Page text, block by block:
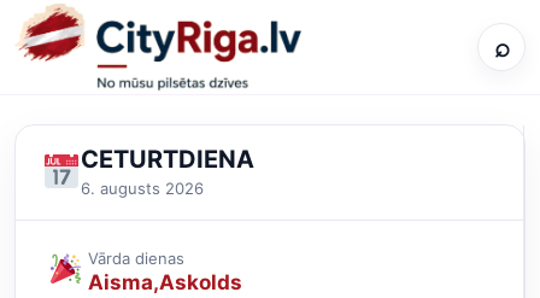
⌕
CETURTDIENA
6. augusts 2026
Vārda dienas
Aisma Askolds